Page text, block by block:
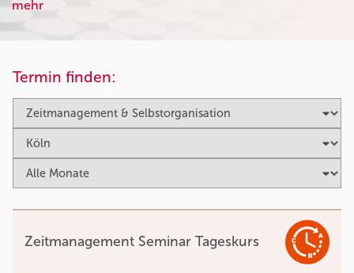
mehr
Termin finden:
Zeitmanagement Seminar Tageskurs